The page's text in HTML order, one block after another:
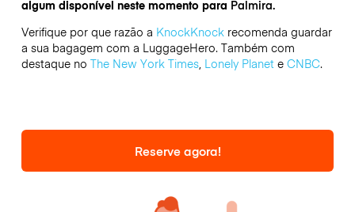
algum disponível neste momento para Palmira.
Verifique por que razão a KnockKnockrecomenda guardar
a sua bagagem com a LuggageHero. Também com
destaque no The New York Times, Lonely Planete CNBC.
Reserve agora!